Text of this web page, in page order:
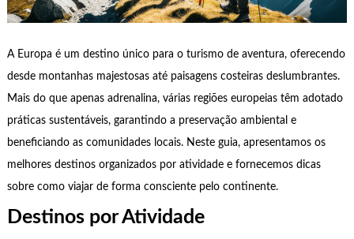
A Europa é um destino único para o turismo de aventura, oferecendo
desde montanhas majestosas até paisagens costeiras deslumbrantes.
Mais do que apenas adrenalina, várias regiões europeias têm adotado
práticas sustentáveis, garantindo a preservação ambiental e
beneficiando as comunidades locais. Neste guia, apresentamos os
melhores destinos organizados por atividade e fornecemos dicas
sobre como viajar de forma consciente pelo continente.
Destinos por Atividade